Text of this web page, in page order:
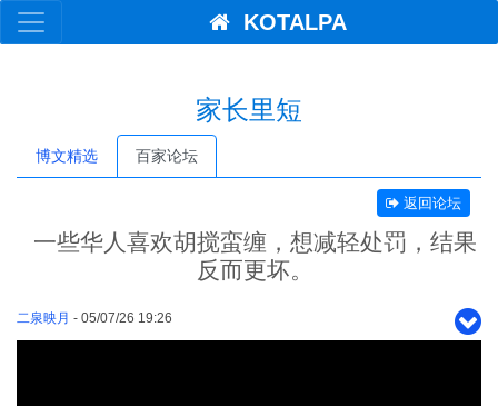
KOTALPA
家长里短
博文精选 百家论坛
返回论坛
一些华人喜欢胡搅蛮缠，想减轻处罚，结果
反而更坏。
二泉映月 - 05/07/26 19:26